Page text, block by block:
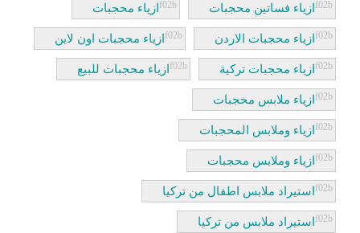
ازياء فساتين محجبات ازياء محجبات
ازياء محجبات الاردن ازياء محجبات اون لاين
ازياء محجبات تركية ازياء محجبات للبيع
ازياء ملابس محجبات
ازياء وملابس المحجبات
ازياء وملابس محجبات
استيراد ملابس اطفال من تركيا
استيراد ملابس من تركيا